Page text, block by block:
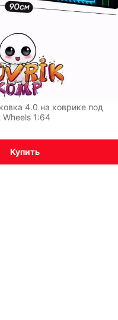
4.0 на коврике под
1:64
Купить